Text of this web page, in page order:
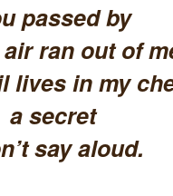
passed by
ran out of
lives in my
a secret
say aloud.